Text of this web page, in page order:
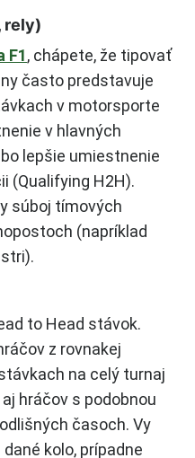
rely)
F1, chápete, že tipovať
často predstavuje
v motorsporte
v hlavných
lepšie umiestnenie
(Qualifying H2H).
súboj tímových
(napríklad
to Head stávok.
z rovnakej
na celý turnaj
hráčov s podobnou
časoch. Vy
kolo, prípadne